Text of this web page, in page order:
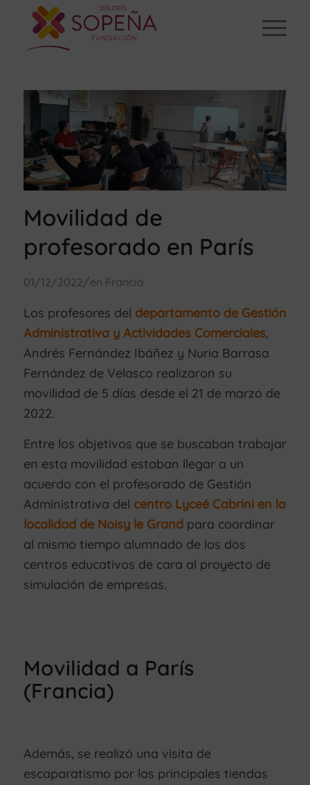
Movilidad de
profesorado en París
01/12/2022/en Francia
Los profesores del departamento de Gestión
Administrativa y Actividades Comerciales,
Andrés Fernández Ibáñez y Nuria Barrasa
Fernández de Velasco realizaron su
movilidad de 5 días desde el 21 de marzo de
2022.
Entre los objetivos que se buscaban trabajar
en esta movilidad estaban llegar a un
acuerdo con el profesorado de Gestión
Administrativa del centro Lyceé Cabrini en la
localidad de Noisy le Grandpara coordinar
al mismo tiempo alumnado de los dos
centros educativos de cara al proyecto de
simulación de empresas.
Movilidad a París
(Francia)
Además, se realizó una visita de
escaparatismo por las principales tiendas